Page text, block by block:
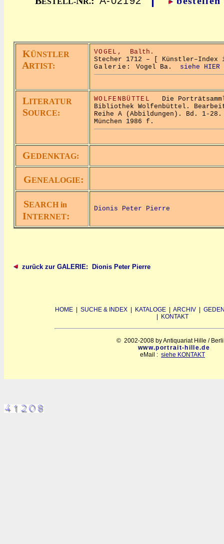
KÜNSTLER
ARTIST:
VOGEL,
Balth.
Stecher 1712 – [ Künstler–Index
Galerie: Vogel Ba. siehe HIER
LITERATUR
SOURCE:
WOLFENBÜTTEL
Die
Bibliothek Wolfenbüttel.
Reihe A (Abbildungen). Bd. 1-
München 1986 f.
GEDENKTAG:
GENEALOGIE:
SEARCH in
INTERNET:
Dionis Peter Pierre
zurück zur GALERIE: Dionis Peter Pierre
HOME SUCHE & INDEX KATALOGE ARCHIV
KONTAKT
© 2002-2008 by Antiquariat Hille /
www.portrait-hille.de
eMail : siehe KONTAKT